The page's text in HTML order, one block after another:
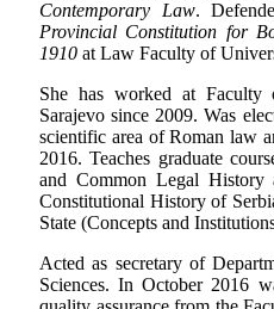
Contemporary Law.
Provincial Constitution for
1910 at Law Faculty of
She has worked at
Sarajevo since 2009. Was
scientific area of Roman law
2016. Teaches graduate
and Common Legal History
Constitutional History of
State (Concepts and
Acted as secretary of
Sciences. In October 2016